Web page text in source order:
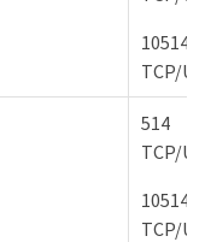
10514
TCP/
514
TCP/
10514
TCP/